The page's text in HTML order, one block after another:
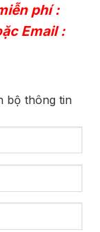
phí :
Email :
bộ thông tin